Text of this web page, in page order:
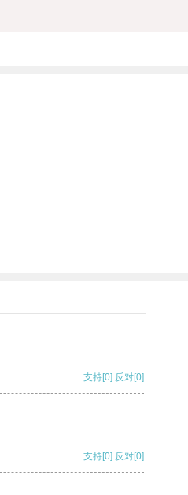
支持[0] 反对[0]
支持[0] 反对[0]